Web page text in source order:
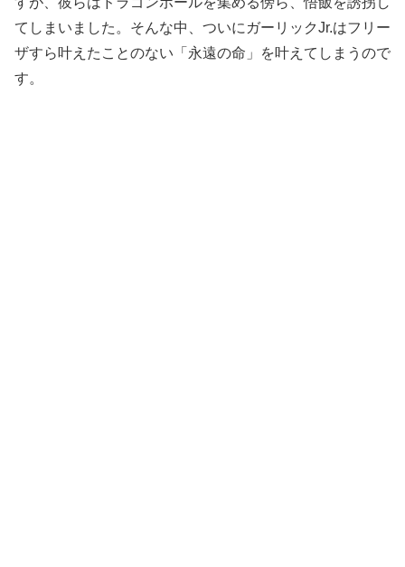
てしまいました。そんな中、ついにガーリックJr.はフリー
ザすら叶えたことのない「永遠の命」を叶えてしまうので
す。